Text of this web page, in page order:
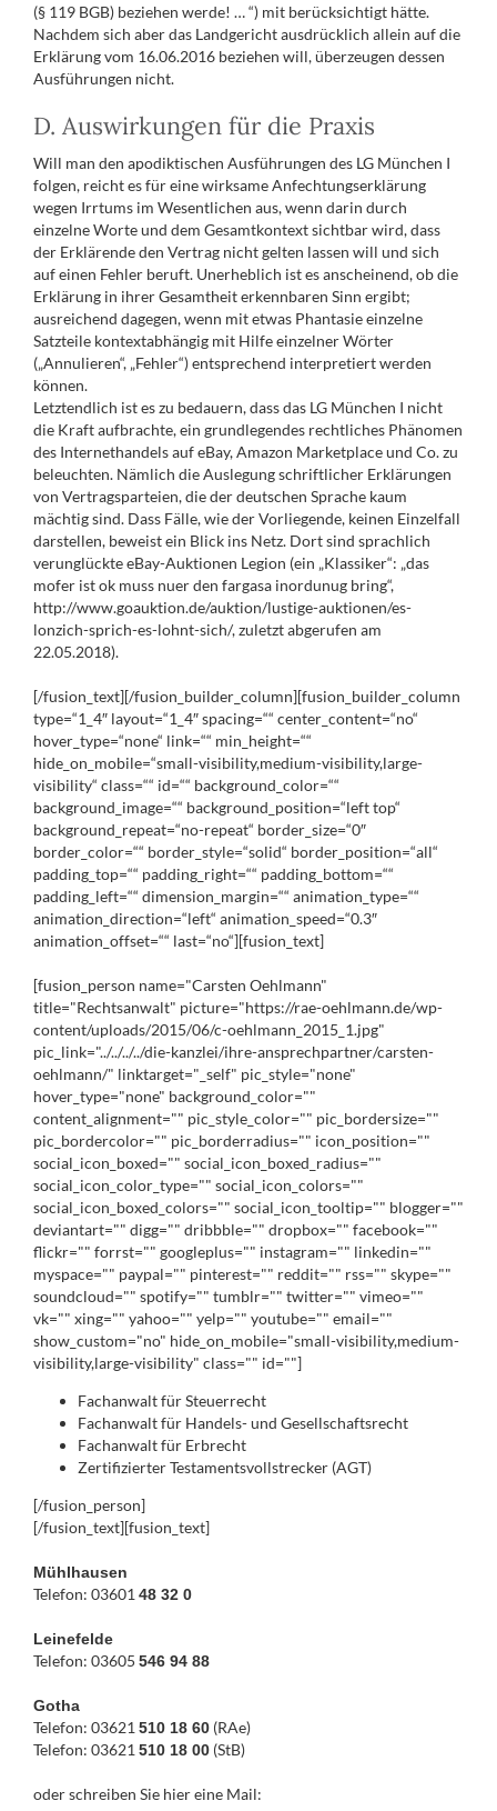
(§ 119 BGB) beziehen werde! … “) mit berücksichtigt hätte.
Nachdem sich aber das Landgericht ausdrücklich allein auf die
Erklärung vom 16.06.2016 beziehen will, überzeugen dessen
Ausführungen nicht.
D. Auswirkungen für die Praxis
Will man den apodiktischen Ausführungen des LG München I
folgen, reicht es für eine wirksame Anfechtungserklärung
wegen Irrtums im Wesentlichen aus, wenn darin durch
einzelne Worte und dem Gesamtkontext sichtbar wird, dass
der Erklärende den Vertrag nicht gelten lassen will und sich
auf einen Fehler beruft. Unerheblich ist es anscheinend, ob die
Erklärung in ihrer Gesamtheit erkennbaren Sinn ergibt;
ausreichend dagegen, wenn mit etwas Phantasie einzelne
Satzteile kontextabhängig mit Hilfe einzelner Wörter
(„Annulieren“, „Fehler“) entsprechend interpretiert werden
können.
Letztendlich ist es zu bedauern, dass das LG München I nicht
die Kraft aufbrachte, ein grundlegendes rechtliches Phänomen
des Internethandels auf eBay, Amazon Marketplace und Co. zu
beleuchten. Nämlich die Auslegung schriftlicher Erklärungen
von Vertragsparteien, die der deutschen Sprache kaum
mächtig sind. Dass Fälle, wie der Vorliegende, keinen Einzelfall
darstellen, beweist ein Blick ins Netz. Dort sind sprachlich
verunglückte eBay-Auktionen Legion (ein „Klassiker“: „das
mofer ist ok muss nuer den fargasa inordunug bring“,
http://www.goauktion.de/auktion/lustige-auktionen/es-
lonzich-sprich-es-lohnt-sich/, zuletzt abgerufen am
22.05.2018).
[/fusion_text][/fusion_builder_column][fusion_builder_column
type=“1_4″ layout=“1_4″ spacing=““ center_content=“no“
hover_type=“none“ link=““ min_height=““
hide_on_mobile=“small-visibility,medium-visibility,large-
visibility“ class=““ id=““ background_color=““
background_image=““ background_position=“left top“
background_repeat=“no-repeat“ border_size=“0″
border_color=““ border_style=“solid“ border_position=“all“
padding_top=““ padding_right=““ padding_bottom=““
padding_left=““ dimension_margin=““ animation_type=““
animation_direction=“left“ animation_speed=“0.3″
animation_offset=““ last=“no“][fusion_text]
[fusion_person name="Carsten Oehlmann"
title="Rechtsanwalt" picture="https://rae-oehlmann.de/wp-
content/uploads/2015/06/c-oehlmann_2015_1.jpg"
pic_link="../../../../die-kanzlei/ihre-ansprechpartner/carsten-
oehlmann/" linktarget="_self" pic_style="none"
hover_type="none" background_color=""
content_alignment="" pic_style_color="" pic_bordersize=""
pic_bordercolor="" pic_borderradius="" icon_position=""
social_icon_boxed="" social_icon_boxed_radius=""
social_icon_color_type="" social_icon_colors=""
social_icon_boxed_colors="" social_icon_tooltip="" blogger=""
deviantart="" digg="" dribbble="" dropbox="" facebook=""
flickr="" forrst="" googleplus="" instagram="" linkedin=""
myspace="" paypal="" pinterest="" reddit="" rss="" skype=""
soundcloud="" spotify="" tumblr="" twitter="" vimeo=""
vk="" xing="" yahoo="" yelp="" youtube="" email=""
show_custom="no" hide_on_mobile="small-visibility,medium-
visibility,large-visibility" class="" id=""]
Fachanwalt für Steuerrecht
Fachanwalt für Handels- und Gesellschaftsrecht
Fachanwalt für Erbrecht
Zertifizierter Testamentsvollstrecker (AGT)
[/fusion_person]
[/fusion_text][fusion_text]
Mühlhausen
Telefon: 03601 48 32 0
Leinefelde
Telefon: 03605 546 94 88
Gotha
Telefon: 03621 510 18 60 (RAe)
Telefon: 03621 510 18 00 (StB)
oder schreiben Sie hier eine Mail: